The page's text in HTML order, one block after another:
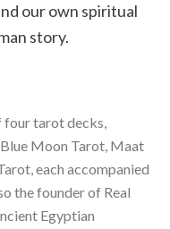
our own spiritual
story.
four tarot decks,
Moon Tarot, Maat
each accompanied
the founder of Real
Egyptian